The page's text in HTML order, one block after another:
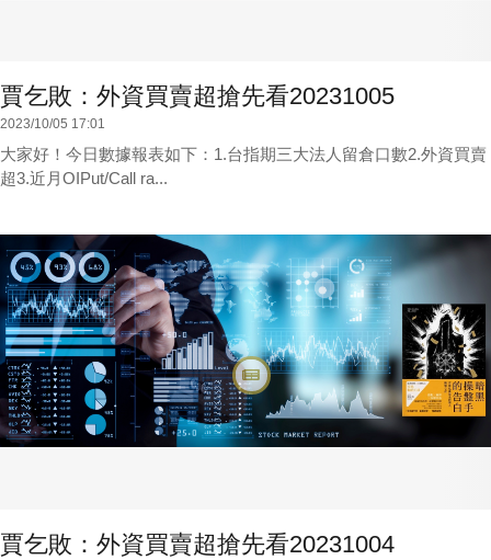
賈乞敗：外資買賣超搶先看20231005
2023/10/05 17:01
大家好！今日數據報表如下：1.台指期三大法人留倉口數2.外資買賣
超3.近月OIPut/Call ra...
賈乞敗：外資買賣超搶先看20231004